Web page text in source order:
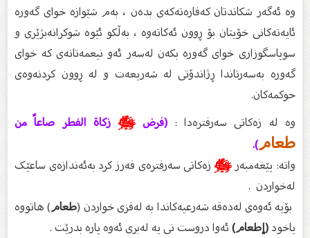
وه‌ ئه‌گه‌ر شكاندتان كه‌فاره‌ته‌كه‌ی بده‌ن ، به‌م شێوازه‌ خوای گه‌وره‌
ئایه‌ته‌كانی خۆیتان بۆ ڕوون ئه‌كاته‌وه‌ ، به‌ڵكو ئێوه‌ شوكرانه‌بژێری و
سوپاسگوزاری خوای گه‌وره‌ بكه‌ن له‌سه‌ر ئه‌و نیعمه‌تانه‌ی كه‌ خوای
گه‌وره‌ به‌سه‌رتاندا ڕژاندۆتی له‌ شه‌ریعه‌ت و له‌ ڕوون كردنه‌وه‌ی
حوكمه‌كان.
وە لە زەکاتی سەرفترەدا : (فرضﷺزكاة الفطر صاعاً من
طعام).
واتە: پێغەمبەرﷺزەکاتی سەرفترەی فەرز کرد بەئەندازەی ساعێک
لەخواردن .
بۆیە ئەوەی لەدەقە شەرعیەکاندا بە لەفزی خواردن (طعام) هاتووە
یاخود(إطعام)ئەوا دروست نی یە لەبری ئەوە پارە بدرێت .